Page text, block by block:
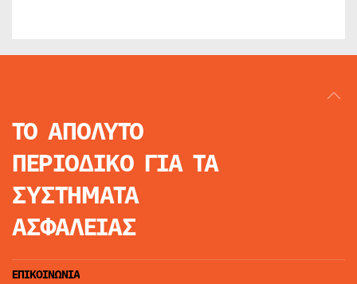
ΤΟ ΑΠΟΛΥΤΟ
ΠΕΡΙΟΔΙΚΟ ΓΙΑ ΤΑ
ΣΥΣΤΗΜΑΤΑ
ΑΣΦΑΛΕΙΑΣ
ΕΠΙΚΟΙΝΩΝΙΑ